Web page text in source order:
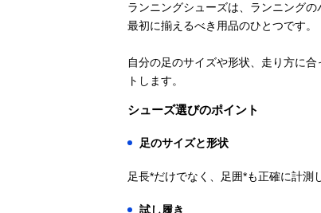
ランニングシューズは、ランニング
最初に揃えるべき用品のひとつです。
自分の足のサイズや形状、走り方に
トします。
シューズ選びのポイント
足のサイズと形状
足長*だけでなく、足囲*も正確に計測
試し履き